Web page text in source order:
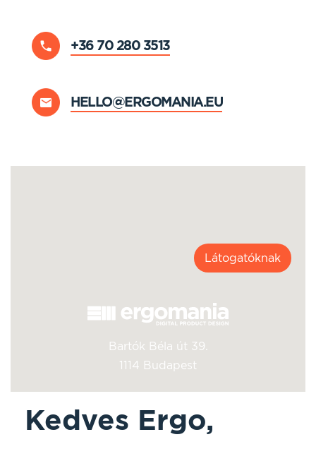
+36 70 280 3513
HELLO@ERGOMANIA.EU
Kedves Ergo,
Bartók Béla út 39.
1114 Budapest
Látogatóknak